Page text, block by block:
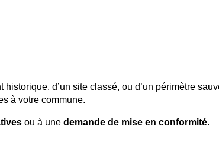
historique, d’un site classé, ou d’un périmètre
à votre commune.
ou à une demande de mise en conformité.